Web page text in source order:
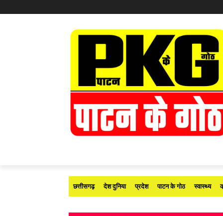
छत्तीसगढ़ देश दुनिया प्रदेश पाटन के गोठ स्वास्थ्य